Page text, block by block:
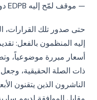
— موقف لمّح إليه EDPB دون أن يُرسّخه رسمياً.
حتى صدور تلك القرارات،
إليه المنظمون بالفعل:
أسعار مبررة موضوعياً،
ذات الصلة الحقيقية،
الناشرون الذين يتقنون